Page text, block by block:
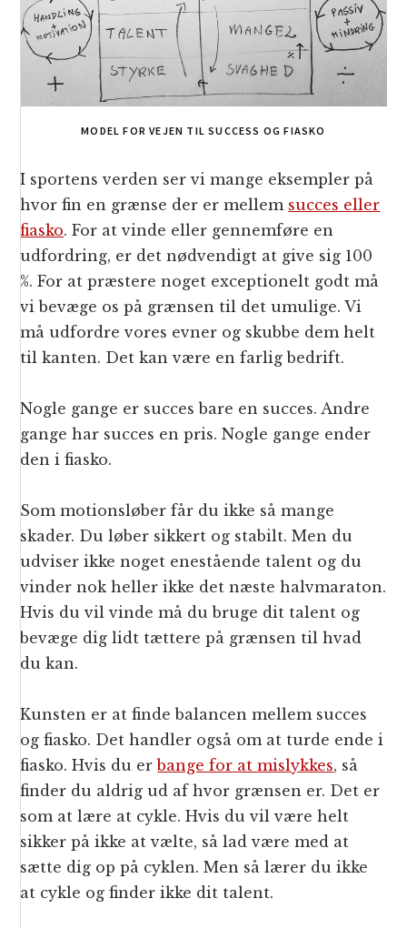
MODEL FOR VEJEN TIL SUCCESS OG FIASKO
I sportens verden ser vi mange eksempler på
hvor fin en grænse der er mellem succes eller
fiasko. For at vinde eller gennemføre en
udfordring, er det nødvendigt at give sig 100
%. For at præstere noget exceptionelt godt må
vi bevæge os på grænsen til det umulige. Vi
må udfordre vores evner og skubbe dem helt
til kanten. Det kan være en farlig bedrift.
Nogle gange er succes bare en succes. Andre
gange har succes en pris. Nogle gange ender
den i fiasko.
Som motionsløber får du ikke så mange
skader. Du løber sikkert og stabilt. Men du
udviser ikke noget enestående talent og du
vinder nok heller ikke det næste halvmaraton.
Hvis du vil vinde må du bruge dit talent og
bevæge dig lidt tættere på grænsen til hvad
du kan.
Kunsten er at finde balancen mellem succes
og fiasko. Det handler også om at turde ende i
fiasko. Hvis du erbange for at mislykkes, så
finder du aldrig ud af hvor grænsen er. Det er
som at lære at cykle. Hvis du vil være helt
sikker på ikke at vælte, så lad være med at
sætte dig op på cyklen. Men så lærer du ikke
at cykle og finder ikke dit talent.